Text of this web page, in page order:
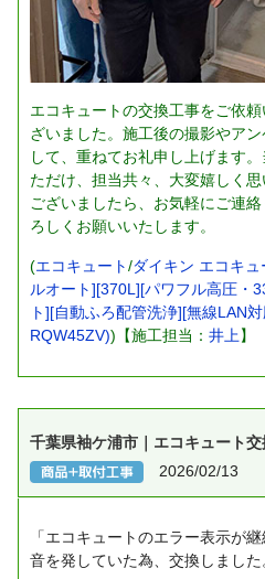
エコキュートの交換工事をご依
ざいました。施工後の撮影やア
して、重ねてお礼申し上げます
ただけ、担当共々、大変嬉しく
ございましたら、お気軽にご連
ろしくお願いいたします。
(エコキュート/ダイキン エコキ
ルオート][370L][パワフル高圧・
ト][自動ふろ配管洗浄][無線LAN
RQW45ZV))【施工担当： 井上】
千葉県袖ケ浦市｜エコキュート
2026/02/13
「エコキュートのエラー表示が
音を発していた為、交換しました